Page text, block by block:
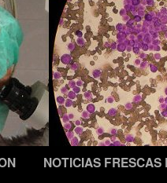
NOTICIAS FRESCAS